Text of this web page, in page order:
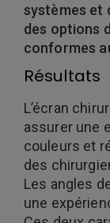
systèmes et
des options
conformes
Résultats
L’écran
assurer une
couleurs et
des
Les angles
une